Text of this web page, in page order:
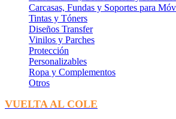
Carcasas, Fundas y Soportes para
Tintas y Tóners
Diseños Transfer
Vinilos y Parches
Protección
Personalizables
Ropa y Complementos
Otros
VUELTA AL COLE